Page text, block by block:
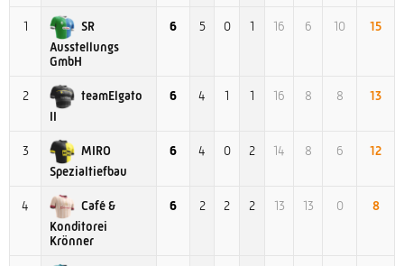
1
SR
Ausstellungs
GmbH
6 5 0 1 16 6 10 15
2
teamElgato
II
6 4 1 1 16 8 8 13
3
MIRO
Spezialtiefbau
6 4 0 2 14 8 6 12
4
Café &
Konditorei
Krönner
6 2 2 2 13 13 0 8